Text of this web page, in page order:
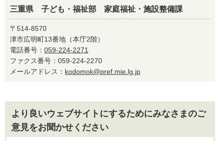
三重県 子ども・福祉部 家庭福祉・施設整備課
〒514-8570
津市広明町13番地（本庁2階）
電話番号： 059-224-2271
ファクス番号：059-224-2270
メールアドレス： kodomok@pref.mie.lg.jp
より良いウェブサイトにするためにみなさまのご
意見をお聞かせください